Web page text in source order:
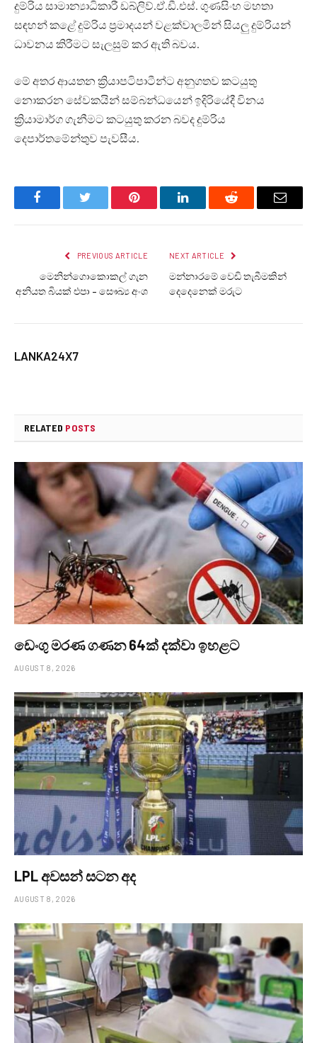
දුම්රිය සාමාන්‍යාධිකාරී ඩබ්ලිව්.ඒ.ඩී.එස්. ගුණසිංහ මහතා
සඳහන් කළේ දුම්රිය ප්‍රමාදයන් වළක්වාලමින් සියලු දුම්රියන්
ධාවනය කිරීමට සැලසුම් කර ඇති බවය.
මේ අතර ආයතන ක්‍රියාපටිපාටීන්ට අනුගතව කටයුතු
නොකරන සේවකයින් සම්බන්ධයෙන් ඉදිරියේදී විනය
ක්‍රියාමාර්ග ගැනීමට කටයුතු කරන බවද දුම්රිය
දෙපාර්තමේන්තුව පැවසීය.
FacebookTwitter Pinterest LinkedInReddit Email
PREVIOUS ARTICLE
මෙනින්ගොකොකල් ගැන
අනියත බියක් එපා – සෞඛ්‍ය අංශ
NEXT ARTICLE
මන්නාරමේ වෙඩි තැබීමකින්
දෙදෙනෙක් මරුට
LANKA24X7
RELATED POSTS
ඩෙංගු මරණ ගණන 64ක් දක්වා ඉහළට
AUGUST 8, 2026
LPL අවසන් සටන අද
AUGUST 8, 2026